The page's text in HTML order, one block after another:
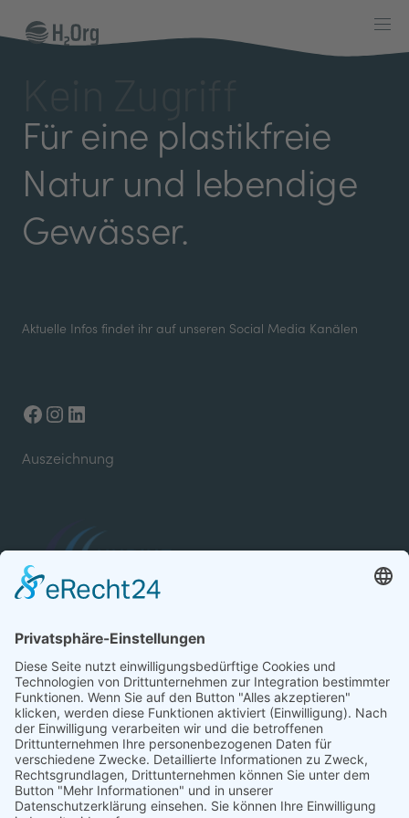
content
Für eine plastikfreie
Natur und lebendige
Gewässer.
Aktuelle Infos findet ihr auf unseren Social Media Kanälen
Facebook
Instagram
LinkedIn
Auszeichnung
Kontakt
E-Mail: info@h2org.de
Kontakt